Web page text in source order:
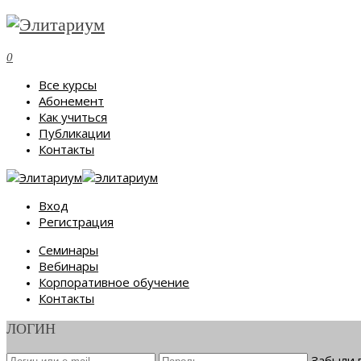
0
Все курсы
Абонемент
Как учиться
Публикации
Контакты
Вход
Регистрация
Семинары
Вебинары
Корпоративное обучение
Контакты
ЛОГИН